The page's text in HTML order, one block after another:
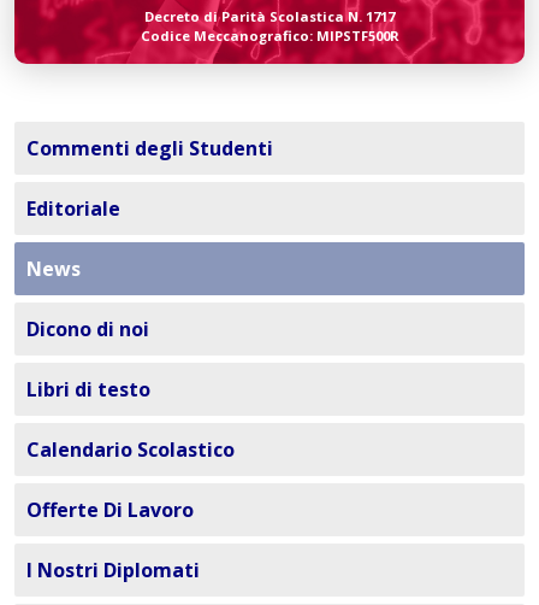
Decreto di Parità Scolastica N. 1717
Codice Meccanografico: MIPSTF500R
Commenti degli Studenti
Editoriale
News
Dicono di noi
Libri di testo
Calendario Scolastico
Offerte Di Lavoro
I Nostri Diplomati